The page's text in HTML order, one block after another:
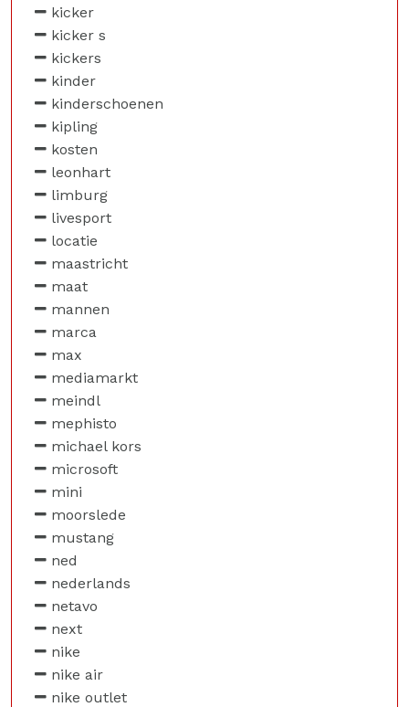
kicker
kicker s
kickers
kinder
kinderschoenen
kipling
kosten
leonhart
limburg
livesport
locatie
maastricht
maat
mannen
marca
max
mediamarkt
meindl
mephisto
michael kors
microsoft
mini
moorslede
mustang
ned
nederlands
netavo
next
nike
nike air
nike outlet